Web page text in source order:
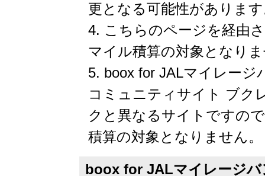
更となる可能性がありま
こちらのページを経由
マイル積算の対象となり
boox for JALマイレー
コミュニティサイト ブク
クと異なるサイトですの
積算の対象となりません。
boox for JALマイレージ